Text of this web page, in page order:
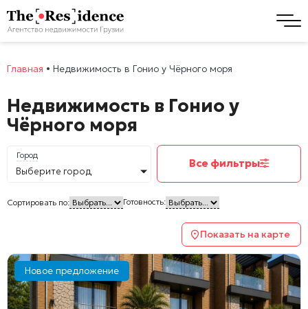
Главная • Недвижимость в Гонио у Чёрного моря
Недвижимость в Гонио у
Чёрного моря
Город
Выберите город
Все фильтры
Сортировать по: Готовность:
Показать на карте
Новое предложение